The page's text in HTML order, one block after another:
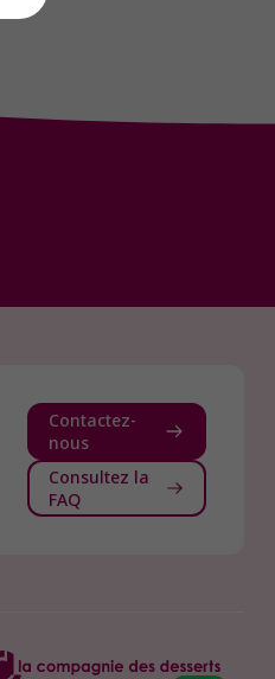
Contactez-
nous
Consultez la
FAQ